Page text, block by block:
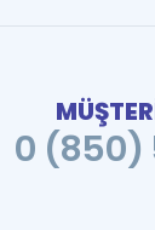
0 (850)